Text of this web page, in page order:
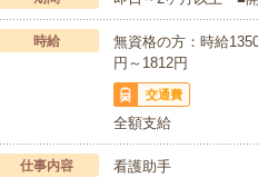
時給
無資格の方：時給
円～1812円
交通費
全額支給
仕事内容
看護助手